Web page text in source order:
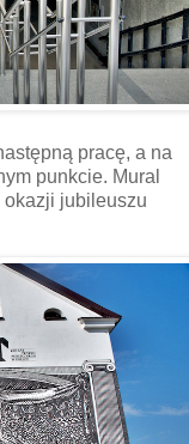
pracę, a na
punkcie. Mural
okazji jubileuszu